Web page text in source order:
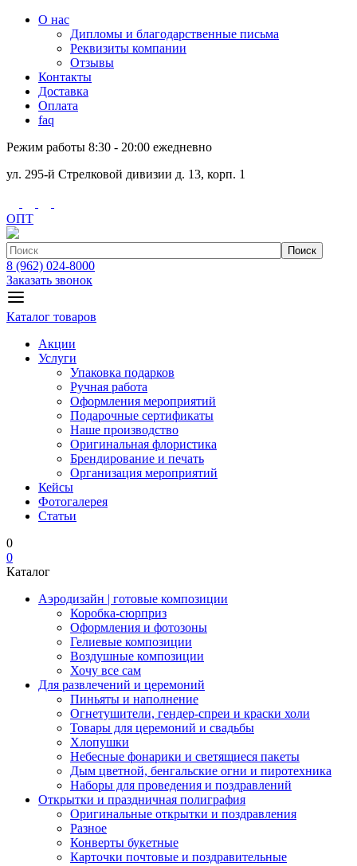
О нас
Дипломы и благодарственные письма
Реквизиты компании
Отзывы
Контакты
Доставка
Оплата
faq
Режим работы 8:30 - 20:00 ежедневно
ул. 295-й Стрелковой дивизии д. 13, корп. 1
ОПТ
Поиск
8 (962) 024-8000
Заказать звонок
Каталог товаров
Акции
Услуги
Упаковка подарков
Ручная работа
Оформления мероприятий
Подарочные сертификаты
Наше производство
Оригинальная флористика
Брендирование и печать
Организация мероприятий
Кейсы
Фотогалерея
Статьи
0
0
Каталог
Аэродизайн | готовые композиции
Коробка-сюрприз
Оформления и фотозоны
Гелиевые композиции
Воздушные композиции
Хочу все сам
Для развлечений и церемоний
Пиньяты и наполнение
Огнетушители, гендер-спреи и краски холи
Товары для церемоний и свадьбы
Хлопушки
Небесные фонарики и светящиеся пакеты
Дым цветной, бенгальские огни и пиротехника
Наборы для проведения и поздравлений
Открытки и праздничная полиграфия
Оригинальные открытки и поздравления
Разное
Конверты букетные
Карточки почтовые и поздравительные